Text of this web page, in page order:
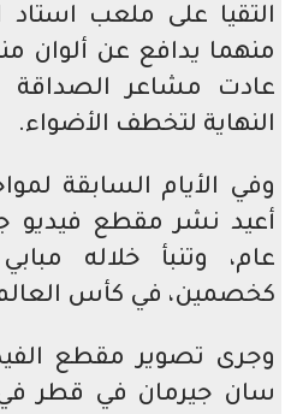
التقيا على ملعب
منهما يدافع عن ألوان
عادت مشاعر الصداقة
النهاية لتخطف الأضواء.
وفي الأيام السابقة
أعيد نشر مقطع فيديو
عام، وتنبأ خلاله
كخصمين، في كأس العالم 2022
وجرى تصوير مقطع
سان جيرمان في قطر في